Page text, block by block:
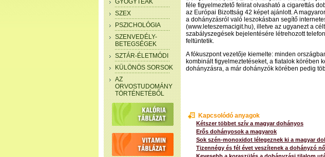
GYÓGYTEÁK
SZEX
PSZICHOLÓGIA
SZENVEDÉLY-
BETEGSÉGEK
SZTÁR-ÉLETMÓDI
KÜLÖNÖS SORSOK
AZ
ORVOSTUDOMÁNY
TÖRTÉNETÉBŐL
féle figyelmeztető felirat olvasható a cigarettás
az Európai Bizottság 42 képet ajánlott. A
a dohányzásról való leszokásban segítő
(www.leteszemacigit.hu), illetve az ugyanezt a
szabályszegések bejelentésére létrehozott
feltüntetik.
A fókuszpont vezetője kiemelte: minden
kombinált figyelmeztetéseket, a fiatalok körében
dohányzásra, a már dohányzók körében pedig
Kapcsolódó anyagok
Kétszer többet szív a magyar dohányos
Erős dohányosok a magyarok
Sok szén-monoxidot lélegeznek ki a magyar
Tizennégy és fél évet veszítenek a dohányzó